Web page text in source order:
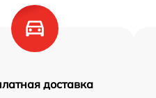
доставка